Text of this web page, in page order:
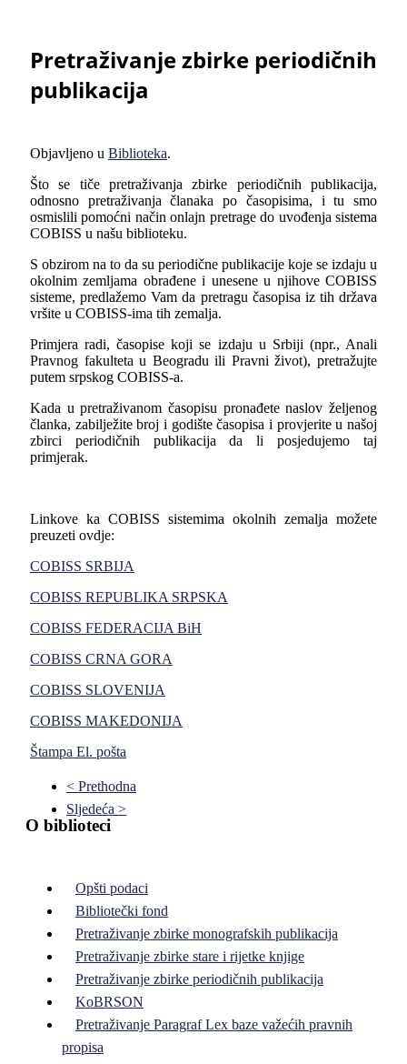
Pretraživanje zbirke periodičnih
publikacija
Objavljeno u Biblioteka.
Što se tiče pretraživanja zbirke periodičnih publikacija,
odnosno pretraživanja članaka po časopisima, i tu smo
osmislili pomoćni način onlajn pretrage do uvođenja sistema
COBISS u našu biblioteku.
S obzirom na to da su periodične publikacije koje se izdaju u
okolnim zemljama obrađene i unesene u njihove COBISS
sisteme, predlažemo Vam da pretragu časopisa iz tih država
vršite u COBISS-ima tih zemalja.
Primjera radi, časopise koji se izdaju u Srbiji (npr., Anali
Pravnog fakulteta u Beogradu ili Pravni život), pretražujte
putem srpskog COBISS-a.
Kada u pretraživanom časopisu pronađete naslov željenog
članka, zabilježite broj i godište časopisa i provjerite u našoj
zbirci periodičnih publikacija da li posjedujemo taj
primjerak.
Linkove ka COBISS sistemima okolnih zemalja možete
preuzeti ovdje:
COBISS SRBIJA
COBISS REPUBLIKA SRPSKA
COBISS FEDERACIJA BiH
COBISS CRNA GORA
COBISS SLOVENIJA
COBISS MAKEDONIJA
Štampa El. pošta
< Prethodna
Sljedeća >
O biblioteci
Opšti podaci
Bibliotečki fond
Pretraživanje zbirke monografskih publikacija
Pretraživanje zbirke stare i rijetke knjige
Pretraživanje zbirke periodičnih publikacija
KoBRSON
Pretraživanje Paragraf Lex baze važećih pravnih
propisa